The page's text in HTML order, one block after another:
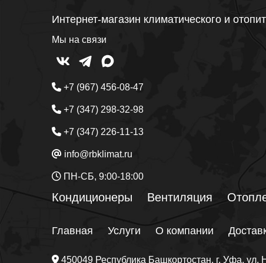
Интернет-магазин климатического и
Мы на связи
+7 (967) 456-08-47
+7 (347) 298-32-98
+7 (347) 226-11-13
info@rbklimat.ru
ПН-СБ, 9:00-18:00
Кондиционеры Вентиляция
Главная Услуги О компании
450049 Республика Башкортостан, г. Уфа, ул.